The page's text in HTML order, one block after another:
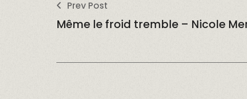
Prev Post
Même le froid tremble – Nicole